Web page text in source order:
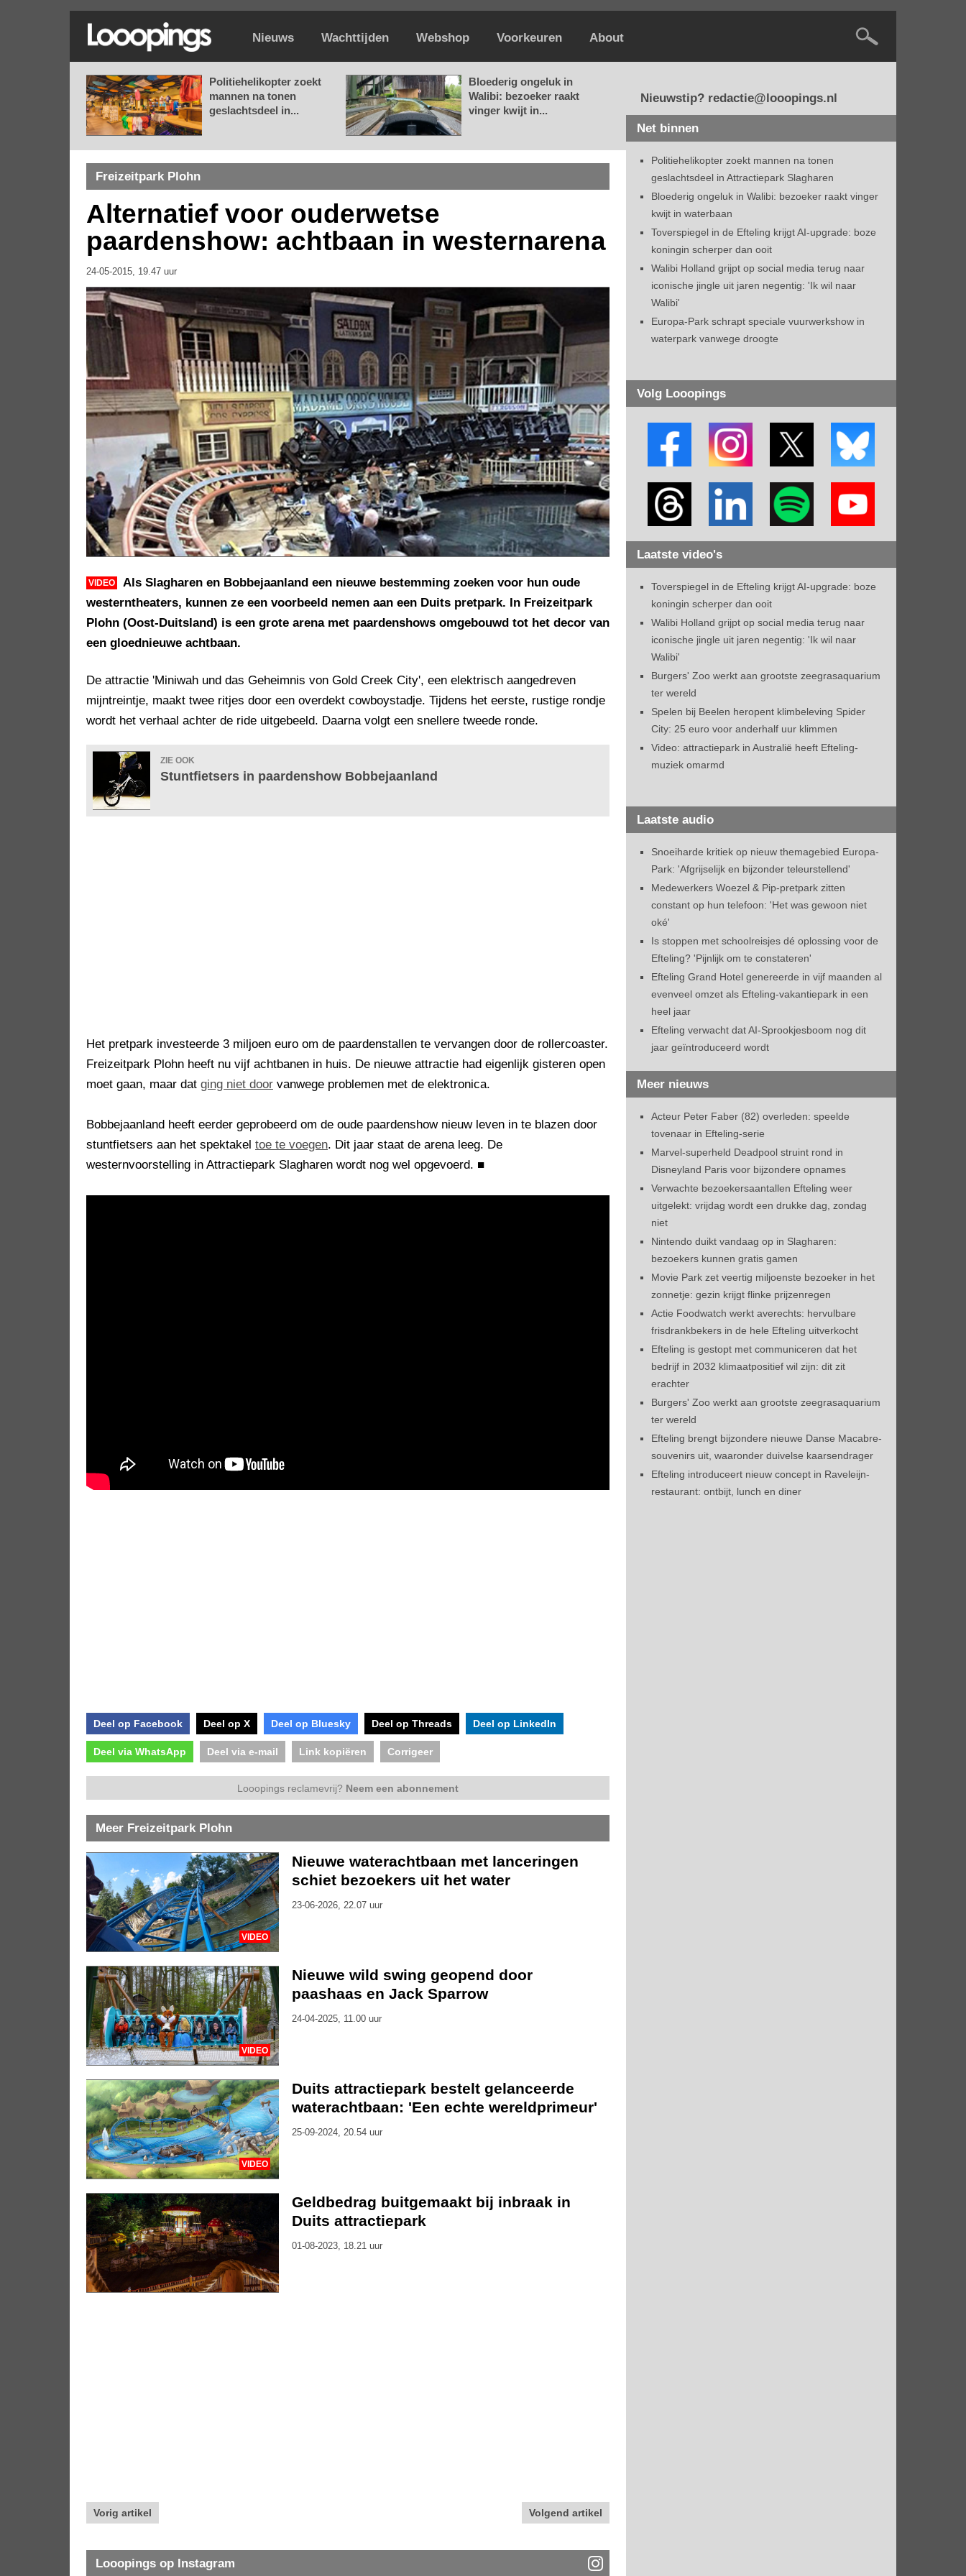
Nieuws Wachttijden Webshop Voorkeuren About
Politiehelikopter zoekt
mannen na tonen
geslachtsdeel in...
Bloederig ongeluk in
Walibi: bezoeker raakt
vinger kwijt in...
Freizeitpark Plohn
Alternatief voor ouderwetse
paardenshow: achtbaan in westernarena
24-05-2015, 19.47 uur
VIDEO
Als Slagharen en Bobbejaanland een nieuwe bestemming zoeken voor hun oude
westerntheaters, kunnen ze een voorbeeld nemen aan een Duits pretpark. In Freizeitpark
Plohn (Oost-Duitsland) is een grote arena met paardenshows omgebouwd tot het decor van
een gloednieuwe achtbaan.
De attractie 'Miniwah und das Geheimnis von Gold Creek City', een elektrisch aangedreven
mijntreintje, maakt twee ritjes door een overdekt cowboystadje. Tijdens het eerste, rustige rondje
wordt het verhaal achter de ride uitgebeeld. Daarna volgt een snellere tweede ronde.
ZIE OOK
Stuntfietsers in paardenshow Bobbejaanland
Het pretpark investeerde 3 miljoen euro om de paardenstallen te vervangen door de rollercoaster.
Freizeitpark Plohn heeft nu vijf achtbanen in huis. De nieuwe attractie had eigenlijk gisteren open
moet gaan, maar dat ging niet door vanwege problemen met de elektronica.
Bobbejaanland heeft eerder geprobeerd om de oude paardenshow nieuw leven in te blazen door
stuntfietsers aan het spektakel toe te voegen. Dit jaar staat de arena leeg. De
westernvoorstelling in Attractiepark Slagharen wordt nog wel opgevoerd. ■
Deel op Facebook Deel op X Deel op Bluesky Deel op Threads Deel op LinkedIn
Deel via WhatsApp Deel via e-mail Link kopiëren Corrigeer
Looopings reclamevrij? Neem een abonnement
Meer Freizeitpark Plohn
VIDEO
Nieuwe waterachtbaan met lanceringen
schiet bezoekers uit het water
23-06-2026, 22.07 uur
VIDEO
Nieuwe wild swing geopend door
paashaas en Jack Sparrow
24-04-2025, 11.00 uur
VIDEO
Duits attractiepark bestelt gelanceerde
waterachtbaan: 'Een echte wereldprimeur'
25-09-2024, 20.54 uur
Geldbedrag buitgemaakt bij inbraak in
Duits attractiepark
01-08-2023, 18.21 uur
Vorig artikel Volgend artikel
Looopings op Instagram
Nieuwstip? redactie@looopings.nl
Net binnen
Politiehelikopter zoekt mannen na tonen
geslachtsdeel in Attractiepark Slagharen
Bloederig ongeluk in Walibi: bezoeker raakt vinger
kwijt in waterbaan
Toverspiegel in de Efteling krijgt AI-upgrade: boze
koningin scherper dan ooit
Walibi Holland grijpt op social media terug naar
iconische jingle uit jaren negentig: 'Ik wil naar
Walibi'
Europa-Park schrapt speciale vuurwerkshow in
waterpark vanwege droogte
Volg Looopings
Laatste video's
Toverspiegel in de Efteling krijgt AI-upgrade: boze
koningin scherper dan ooit
Walibi Holland grijpt op social media terug naar
iconische jingle uit jaren negentig: 'Ik wil naar
Walibi'
Burgers' Zoo werkt aan grootste zeegrasaquarium
ter wereld
Spelen bij Beelen heropent klimbeleving Spider
City: 25 euro voor anderhalf uur klimmen
Video: attractiepark in Australië heeft Efteling-
muziek omarmd
Laatste audio
Snoeiharde kritiek op nieuw themagebied Europa-
Park: 'Afgrijselijk en bijzonder teleurstellend'
Medewerkers Woezel & Pip-pretpark zitten
constant op hun telefoon: 'Het was gewoon niet
oké'
Is stoppen met schoolreisjes dé oplossing voor de
Efteling? 'Pijnlijk om te constateren'
Efteling Grand Hotel genereerde in vijf maanden al
evenveel omzet als Efteling-vakantiepark in een
heel jaar
Efteling verwacht dat AI-Sprookjesboom nog dit
jaar geïntroduceerd wordt
Meer nieuws
Acteur Peter Faber (82) overleden: speelde
tovenaar in Efteling-serie
Marvel-superheld Deadpool struint rond in
Disneyland Paris voor bijzondere opnames
Verwachte bezoekersaantallen Efteling weer
uitgelekt: vrijdag wordt een drukke dag, zondag
niet
Nintendo duikt vandaag op in Slagharen:
bezoekers kunnen gratis gamen
Movie Park zet veertig miljoenste bezoeker in het
zonnetje: gezin krijgt flinke prijzenregen
Actie Foodwatch werkt averechts: hervulbare
frisdrankbekers in de hele Efteling uitverkocht
Efteling is gestopt met communiceren dat het
bedrijf in 2032 klimaatpositief wil zijn: dit zit
erachter
Burgers' Zoo werkt aan grootste zeegrasaquarium
ter wereld
Efteling brengt bijzondere nieuwe Danse Macabre-
souvenirs uit, waaronder duivelse kaarsendrager
Efteling introduceert nieuw concept in Raveleijn-
restaurant: ontbijt, lunch en diner